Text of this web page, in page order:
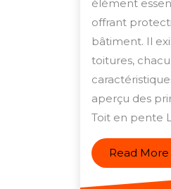
élément
offrant
bâtiment. Il
toitures,
aperçu des
Toit en pente
Read More